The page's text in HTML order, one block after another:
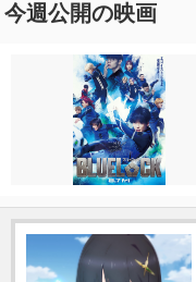
今週公開の映画